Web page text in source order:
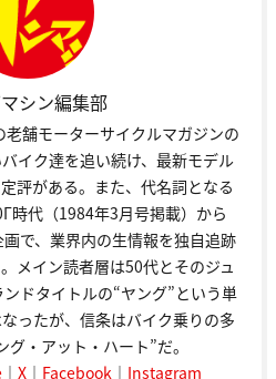
シン編集部
舗モーターサイクルマガジンの
イク達を追い続け、最新モデル
評がある。また、代名詞となる
時代（1984年3月号掲載）から
で、業界内の生情報を独自追跡
メイン読者層は50代とそのジュ
ドタイトルの“ヤング”という単
ったが、信条はバイク乗りの多
・アット・ハート”だ。
｜ X ｜ Facebook ｜ Instagram